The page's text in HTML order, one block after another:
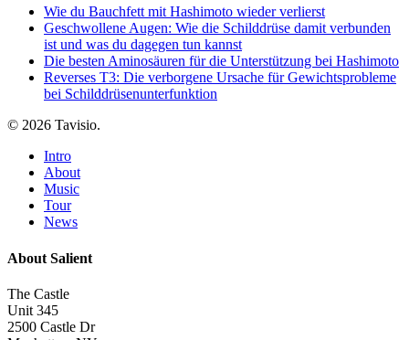
Wie du Bauchfett mit Hashimoto wieder verlierst
Geschwollene Augen: Wie die Schilddrüse damit verbunden
ist und was du dagegen tun kannst
Die besten Aminosäuren für die Unterstützung bei Hashimoto
Reverses T3: Die verborgene Ursache für Gewichtsprobleme
bei Schilddrüsenunterfunktion
© 2026 Tavisio.
Close
Menu
Intro
About
Music
Tour
News
About Salient
The Castle
Unit 345
2500 Castle Dr